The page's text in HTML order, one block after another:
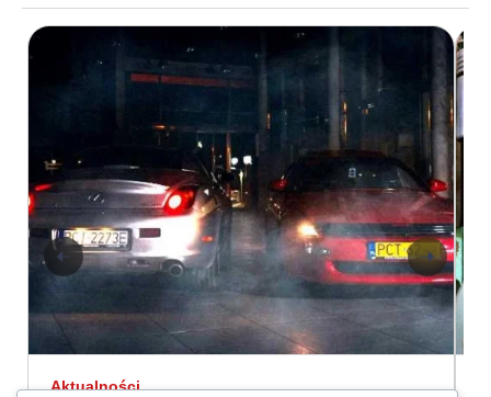
Aktualności